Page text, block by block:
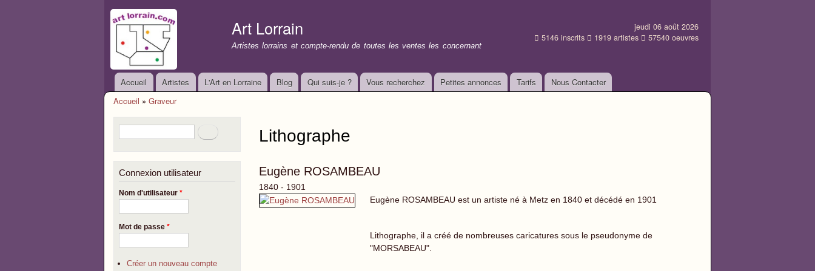
Art Lorrain
Artistes lorrains et compte-rendu de toutes les ventes les concernant
jeudi 06 août 2026
5146 inscrits 1919 artistes 57540 oeuvres
Menu principal
Accueil Artistes L'Art en Lorraine Blog Qui suis-je ? Vous recherchez Petites annonces Tarifs Nous Contacter
Accueil » Graveur
Formulaire de rechercheRechercher
Connexion utilisateur
Nom d'utilisateur *
Mot de passe *
Créer un nouveau compte
Lithographe
Eugène ROSAMBEAU
1840 - 1901
Eugène ROSAMBEAU est un artiste né à Metz en 1840 et décédé en 1901
Lithographe, il a créé de nombreuses caricatures sous le pseudonyme de
"MORSABEAU".